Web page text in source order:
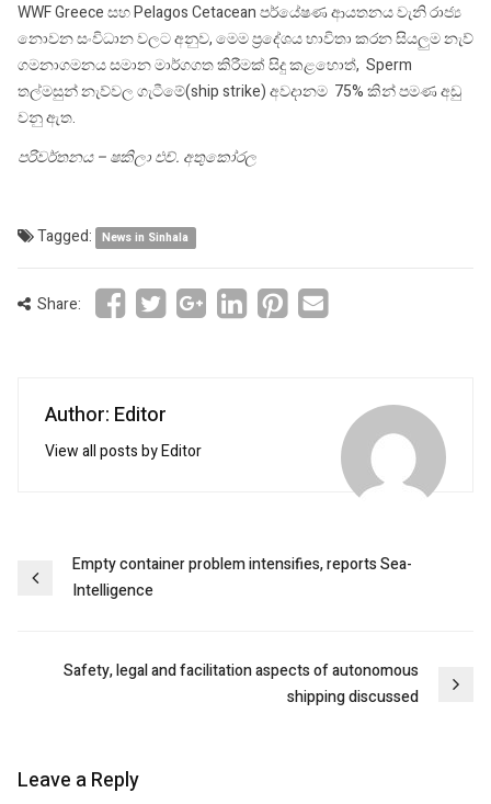
WWF Greece සහ Pelagos Cetacean පර්යේෂණ ආයතනය වැනි රාජ්‍ය
නොවන සංවිධාන වලට අනුව, මෙම ප්‍රදේශය භාවිතා කරන සියලුම නැව්
ගමනාගමනය සමාන මාර්ගගත කිරීමක් සිදු කළහොත්, Sperm
තල්මසුන් නැව්වල ගැටීමේ(ship strike) අවදානම 75% කින් පමණ අඩු
වනු ඇත.
පරිවර්තනය – ෂකිලා එච්. අතුකෝරල
Tagged: News in Sinhala
Share:
Author: Editor
View all posts by Editor
Post
navigation
Empty container problem intensifies, reports Sea-
Intelligence
Safety, legal and facilitation aspects of autonomous
shipping discussed
Leave a Reply